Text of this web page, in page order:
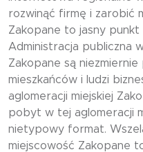
rozwinąć firmę i zarobić
Zakopane to jasny punkt
Administracja publiczna
Zakopane są
mieszkańców i ludzi
aglomeracji miejskiej
pobyt w tej aglomeracji
nietypowy format.
miejscowość Zakopane